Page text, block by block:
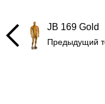
JB 169 Gold
Предыдущий